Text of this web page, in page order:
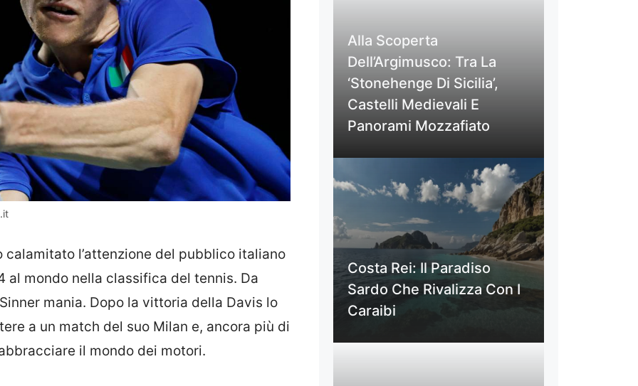
l’attenzione del pubblico italiano
al mondo nella classifica del tennis. Da
mania. Dopo la vittoria della Davis lo
a un match del suo Milan e, ancora più di
il mondo dei motori.
Alla Scoperta
Dell’Argimusco: Tra La
‘Stonehenge Di Sicilia’,
Castelli Medievali E
Panorami Mozzafiato
Costa Rei: Il Paradiso
Sardo Che Rivalizza Con I
Caraibi